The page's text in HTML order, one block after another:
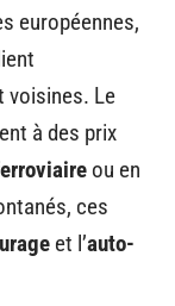
européennes,
voisines. Le
à des prix
ou en
ces
et l’auto-